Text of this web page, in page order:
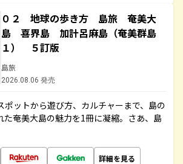
０２ 地球の歩き方 島旅 奄美大
島 喜界島 加計呂麻島（奄美群島
１） ５訂版
島旅
2026.08.06 発売
ットから遊び方、カルチャーまで、島の
た奄美大島の魅力を1冊に凝縮。さあ、島
詳細を見る